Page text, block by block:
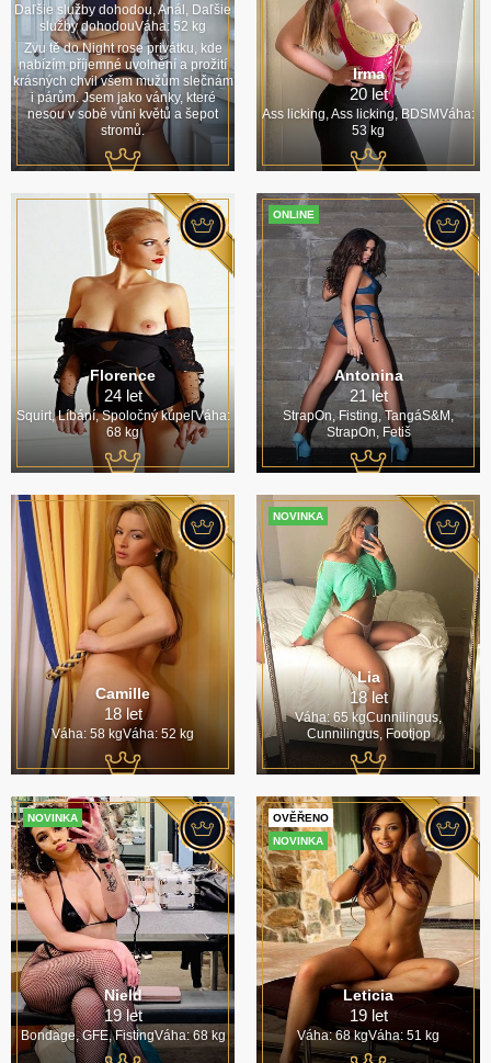
Daľšie služby dohodou, Anál, Daľšie
služby dohodouVáha: 52 kg
Zvu tě do Night rose privátku, kde
nabízím příjemné uvolnění a prožití
krásných chvil všem mužům slečnám
i párům. Jsem jako vánky, které
nesou v sobě vůni květů a šepot
stromů.
Irma
20 let
Ass licking, Ass licking, BDSMVáha:
53 kg
Florence
24 let
Squirt, Líbání, Spoločný kúpeľVáha:
68 kg
ONLINE
Antonina
21 let
StrapOn, Fisting, TangáS&M,
StrapOn, Fetiš
Camille
18 let
Váha: 58 kgVáha: 52 kg
NOVINKA
Lia
18 let
Váha: 65 kgCunnilingus,
Cunnilingus, Footjop
NOVINKA
Nield
19 let
Bondage, GFE, FistingVáha: 68 kg
NOVINKA
OVĚŘENO
Leticia
19 let
Váha: 68 kgVáha: 51 kg